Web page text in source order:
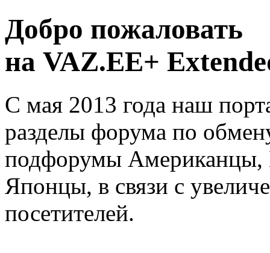
Добро пожаловать
на VAZ.EE+
С мая 2013 года наш
разделы форума по
подфорумы
Японцы, в связи с
посетителей.